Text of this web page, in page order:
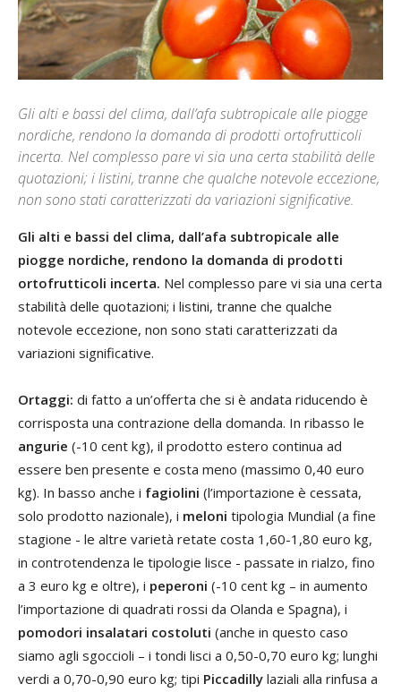
Gli alti e bassi del clima, dall’afa subtropicale alle piogge
nordiche, rendono la domanda di prodotti ortofrutticoli
incerta. Nel complesso pare vi sia una certa stabilità delle
quotazioni; i listini, tranne che qualche notevole eccezione,
non sono stati caratterizzati da variazioni significative.
Gli alti e bassi del clima, dall’afa subtropicale alle
piogge nordiche, rendono la domanda di prodotti
ortofrutticoli incerta. Nel complesso pare vi sia una certa
stabilità delle quotazioni; i listini, tranne che qualche
notevole eccezione, non sono stati caratterizzati da
variazioni significative.
Ortaggi: di fatto a un’offerta che si è andata riducendo è
corrisposta una contrazione della domanda. In ribasso le
angurie (-10 cent kg), il prodotto estero continua ad
essere ben presente e costa meno (massimo 0,40 euro
kg). In basso anche i fagiolini (l’importazione è cessata,
solo prodotto nazionale), i meloni tipologia Mundial (a fine
stagione - le altre varietà retate costa 1,60-1,80 euro kg,
in controtendenza le tipologie lisce - passate in rialzo, fino
a 3 euro kg e oltre), i peperoni (-10 cent kg – in aumento
l’importazione di quadrati rossi da Olanda e Spagna), i
pomodori insalatari costoluti (anche in questo caso
siamo agli sgoccioli – i tondi lisci a 0,50-0,70 euro kg; lunghi
verdi a 0,70-0,90 euro kg; tipi Piccadilly laziali alla rinfusa a